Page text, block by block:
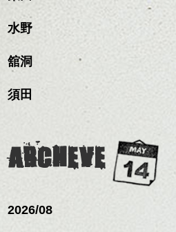
水野
舘洞
須田
ARCHEVE
2026/08